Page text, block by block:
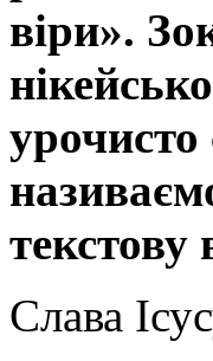
віри».
урочисто
текстову
Слава